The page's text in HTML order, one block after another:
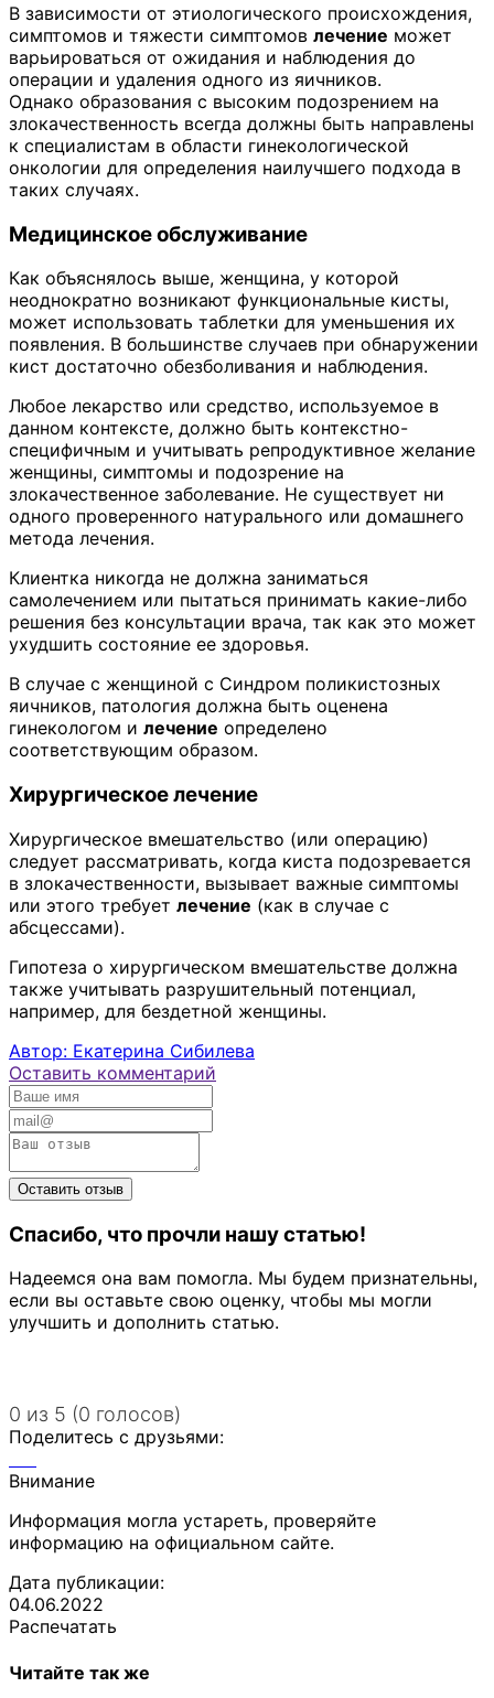
В зависимости от этиологического происхождения,
симптомов и тяжести симптомов лечение может
варьироваться от ожидания и наблюдения до
операции и удаления одного из яичников.
Однако образования с высоким подозрением на
злокачественность всегда должны быть направлены
к специалистам в области гинекологической
онкологии для определения наилучшего подхода в
таких случаях.
Медицинское обслуживание
Как объяснялось выше, женщина, у которой
неоднократно возникают функциональные кисты,
может использовать таблетки для уменьшения их
появления. В большинстве случаев при обнаружении
кист достаточно обезболивания и наблюдения.
Любое лекарство или средство, используемое в
данном контексте, должно быть контекстно-
специфичным и учитывать репродуктивное желание
женщины, симптомы и подозрение на
злокачественное заболевание. Не существует ни
одного проверенного натурального или домашнего
метода лечения.
Клиентка никогда не должна заниматься
самолечением или пытаться принимать какие-либо
решения без консультации врача, так как это может
ухудшить состояние ее здоровья.
В случае с женщиной с Синдром поликистозных
яичников, патология должна быть оценена
гинекологом и лечение определено
соответствующим образом.
Хирургическоелечение
Хирургическое вмешательство (или операцию)
следует рассматривать, когда киста подозревается
в злокачественности, вызывает важные симптомы
или этого требует лечение (как в случае с
абсцессами).
Гипотеза о хирургическом вмешательстве должна
также учитывать разрушительный потенциал,
например, для бездетной женщины.
Автор: Екатерина Сибилева
Оставить комментарий
Спасибо, что прочли нашу статью!
Надеемся она вам помогла. Мы будем признательны,
если вы оставьте свою оценку, чтобы мы могли
улучшить и дополнить статью.
0 из 5 (0 голосов)
Поделитесь с друзьями:
Внимание
Информация могла устареть, проверяйте
информацию на официальном сайте.
Дата публикации:
04.06.2022
Распечатать
Читайте так же